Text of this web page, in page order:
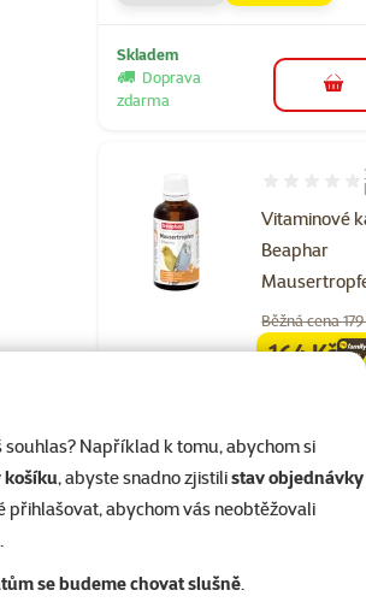
Například k tomu, abychom si
košíku, abyste snadno zjistilistav objednávky
přihlašovat, abychom vás neobtěžovali
.
se budeme chovat slušně.
Skladem
Doprava
zdarma
do
Vitaminové
Beaphar
Hodnocení
Běžná cena
164 Kč
Skladem
Doprava zdarma